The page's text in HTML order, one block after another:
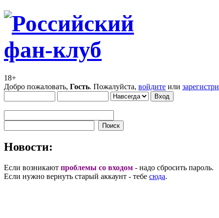
18+
Добро пожаловать, Гость. Пожалуйста, войдите или
Новости:
Если возникают проблемы со входом - надо сбросить пароль.
Если нужно вернуть старый аккаунт - тебе сюда.